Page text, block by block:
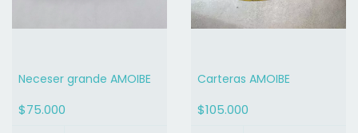
Neceser grande AMOIBE
$75.000
Carteras AMOIBE
$105.000